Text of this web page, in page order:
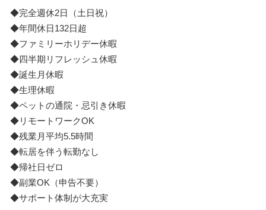
◆完全週休2日（土日祝）
◆年間休日132日超
◆ファミリーホリデー休暇
◆四半期リフレッシュ休暇
◆誕生月休暇
◆生理休暇
◆ペットの通院・忌引き休暇
◆リモートワークOK
◆残業月平均5.5時間
◆転居を伴う転勤なし
◆帰社日ゼロ
◆副業OK（申告不要）
◆サポート体制が大充実